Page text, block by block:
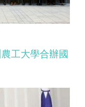
工大學合辦國